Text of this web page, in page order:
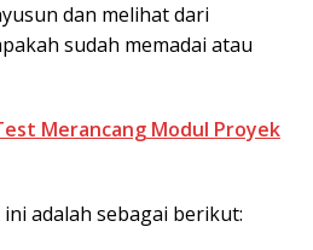
dan melihat dari
sudah memadai atau
Merancang Modul Proyek
adalah sebagai berikut: